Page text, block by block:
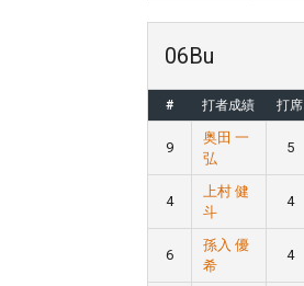
06Bu
# 打者成績 打席
9
奥田 一
弘
5
4
上村 健
斗
4
6
孫入 優
希
4